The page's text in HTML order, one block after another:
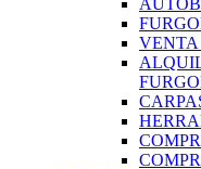
VENTA